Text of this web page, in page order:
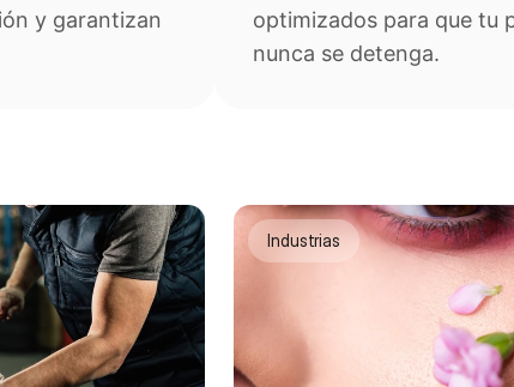
y garantizan
optimizados para que tu
nunca se detenga.
Industrias